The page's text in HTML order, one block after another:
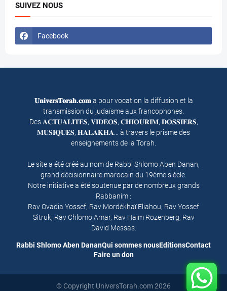
SUIVEZ NOUS
Facebook
𝐔𝐧𝐢𝐯𝐞𝐫𝐬𝐓𝐨𝐫𝐚𝐡.𝐜𝐨𝐦a pour vocation la diffusion et la
transmission du judaïsme aux francophones.
Des 𝐀𝐂𝐓𝐔𝐀𝐋𝐈𝐓𝐄𝐒, 𝐕𝐈𝐃𝐄𝐎𝐒, 𝐂𝐇𝐈𝐎𝐔𝐑𝐈𝐌, 𝐃𝐎𝐒𝐒𝐈𝐄𝐑𝐒,
𝐌𝐔𝐒𝐈𝐐𝐔𝐄𝐒, 𝐇𝐀𝐋𝐀𝐊𝐇𝐀… à travers le prisme des
enseignements de la Torah.
Le site a été créé au nom de Rabbi Shlomo Aben Danan,
grand décisionnaire marocain du 19ème siècle.
Notre initiative a été soutenue par de nombreux grands
Rabbanim :
Rav Ovadia Yossef, Rav Mordékhaï Eliahou, Rav Yossef
Sitruk, Rav Chlomo Amar, Rav Haïm Rozenberg, Rav
David Messas.
Rabbi Shlomo Aben DananQui sommes nousEditionsContact
Faire un don
© Copyright UniversTorah.com 2026